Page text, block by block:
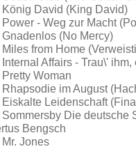
König David (King David)
- Weg zur Macht
Gnadenlos (No Mercy)
Miles from Home
Affairs - Trau\'
Woman
Rhapsodie im August
Eiskalte Leidenschaft
Sommersby Die deutsche
Bengsch
Jones